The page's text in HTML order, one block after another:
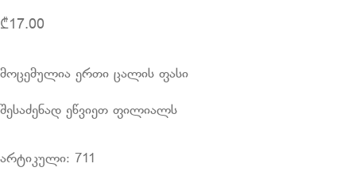
₾17.00
მოცემულია ერთი ცალის ფასი
შესაძენად ეწვიეთ ფილიალს
არტიკული: 711